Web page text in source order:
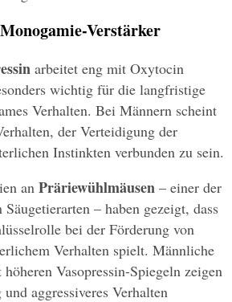
Verstärker
arbeitet eng mit Oxytocin
wichtig für die langfristige
Verhalten. Bei Männern scheint
der Verteidigung der
Instinkten verbunden zu sein.
an Präriewühlmäusen – einer der
– haben gezeigt, dass
bei der Förderung von
Verhalten spielt. Männliche
Vasopressin-Spiegeln zeigen
aggressiveres Verhalten